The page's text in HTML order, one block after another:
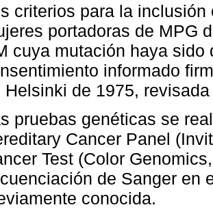
criterios para la
portadoras de MPG
cuya mutación haya
informado
Helsinki de 1975,
pruebas genéticas se
Cancer Panel
Test (Color
de Sanger en
conocida.